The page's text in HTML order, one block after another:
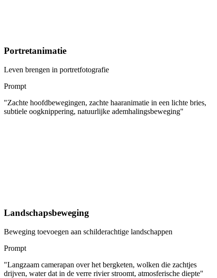
Portretanimatie
Leven brengen in portretfotografie
Prompt
"Zachte hoofdbewegingen, zachte haaranimatie in een lichte bries,
subtiele oogknippering, natuurlijke ademhalingsbeweging"
Landschapsbeweging
Beweging toevoegen aan schilderachtige landschappen
Prompt
"Langzaam camerapan over het bergketen, wolken die zachtjes
drijven, water dat in de verre rivier stroomt, atmosferische diepte"